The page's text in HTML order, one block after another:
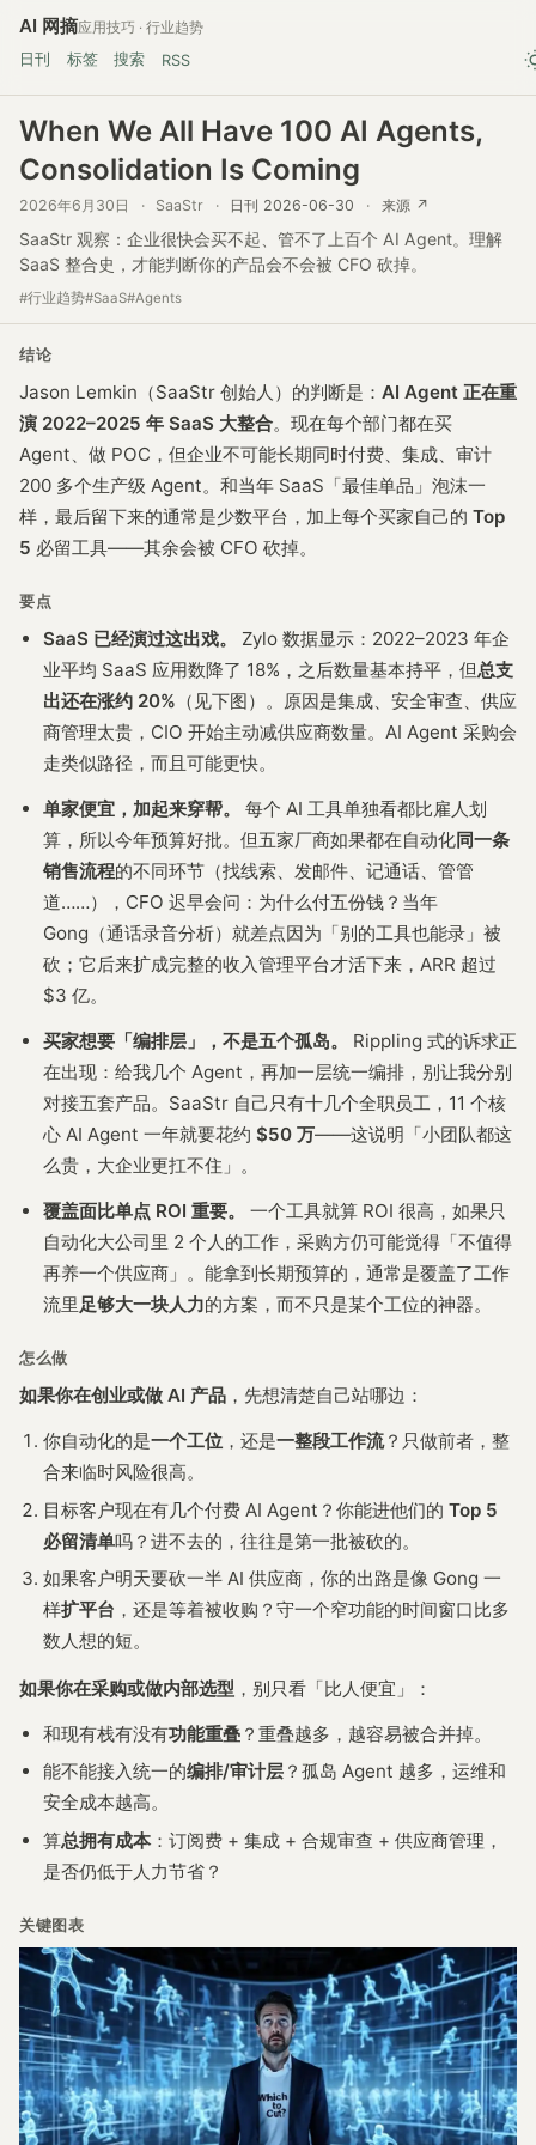
AI 网摘应用技巧 · 行业趋势
日刊 标签 搜索 RSS
When We All Have 100 AI Agents,
Consolidation Is Coming
2026年6月30日 · SaaStr · 日刊 2026-06-30 · 来源 ↗
SaaStr 观察：企业很快会买不起、管不了上百个 AI Agent。理解
SaaS 整合史，才能判断你的产品会不会被 CFO 砍掉。
#行业趋势#SaaS#Agents
结论
Jason Lemkin（SaaStr 创始人）的判断是： AI Agent 正在重
演 2022–2025 年 SaaS 大整合。现在每个部门都在买
Agent、做 POC，但企业不可能长期同时付费、集成、审计
200 多个生产级 Agent。和当年 SaaS「最佳单品」泡沫一
样，最后留下来的通常是少数平台，加上每个买家自己的 Top
5 必留工具——其余会被 CFO 砍掉。
要点
SaaS 已经演过这出戏。
Zylo 数据显示：2022–2023 年企
业平均 SaaS 应用数降了 18%，之后数量基本持平，但总支
出还在涨约 20% （见下图）。原因是集成、安全审查、供应
商管理太贵，CIO 开始主动减供应商数量。AI Agent 采购会
走类似路径，而且可能更快。
单家便宜，加起来穿帮。
每个 AI 工具单独看都比雇人划
算，所以今年预算好批。但五家厂商如果都在自动化同一条
销售流程的不同环节（找线索、发邮件、记通话、管管
道……），CFO 迟早会问：为什么付五份钱？当年
Gong（通话录音分析）就差点因为「别的工具也能录」被
砍；它后来扩成完整的收入管理平台才活下来，ARR 超过
$3 亿。
买家想要「编排层」，不是五个孤岛。
Rippling 式的诉求正
在出现：给我几个 Agent，再加一层统一编排，别让我分别
对接五套产品。SaaStr 自己只有十几个全职员工，11 个核
心 AI Agent 一年就要花约 $50 万——这说明「小团队都这
么贵，大企业更扛不住」。
覆盖面比单点 ROI 重要。
一个工具就算 ROI 很高，如果只
自动化大公司里 2 个人的工作，采购方仍可能觉得「不值得
再养一个供应商」。能拿到长期预算的，通常是覆盖了工作
流里足够大一块人力的方案，而不只是某个工位的神器。
怎么做
如果你在创业或做 AI 产品 ，先想清楚自己站哪边：
你自动化的是一个工位 ，还是一整段工作流？只做前者，整
合来临时风险很高。
目标客户现在有几个付费 AI Agent？你能进他们的 Top 5
必留清单吗？进不去的，往往是第一批被砍的。
如果客户明天要砍一半 AI 供应商，你的出路是像 Gong 一
样扩平台 ，还是等着被收购？守一个窄功能的时间窗口比多
数人想的短。
如果你在采购或做内部选型 ，别只看「比人便宜」：
和现有栈有没有功能重叠 ？重叠越多，越容易被合并掉。
能不能接入统一的编排/审计层 ？孤岛 Agent 越多，运维和
安全成本越高。
算总拥有成本：订阅费 + 集成 + 合规审查 + 供应商管理，
是否仍低于人力节省？
关键图表